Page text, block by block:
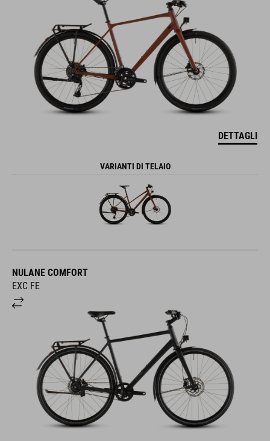
DETTAGLI
VARIANTI DI TELAIO
NULANE COMFORT
EXC FE